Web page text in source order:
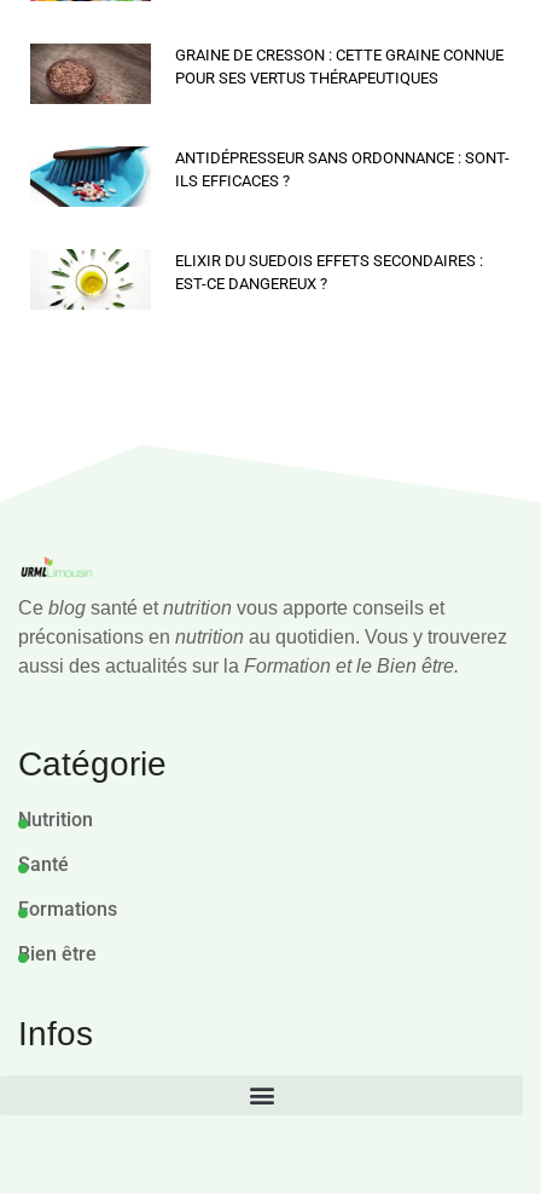
GRAINE DE CRESSON : CETTE GRAINE CONNUE
POUR SES VERTUS THÉRAPEUTIQUES
ANTIDÉPRESSEUR SANS ORDONNANCE : SONT-
ILS EFFICACES ?
ELIXIR DU SUEDOIS EFFETS SECONDAIRES :
EST-CE DANGEREUX ?
Ce blog santé etnutrition vous apporte conseils et
préconisations en nutrition au quotidien. Vous y trouverez
aussi des actualités sur la Formation et le Bien être.
Catégorie
Nutrition
Santé
Formations
Bien être
Infos